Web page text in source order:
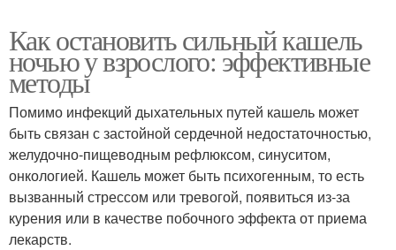
Как остановить сильный кашель
ночью у взрослого: эффективные
методы
Помимо инфекций дыхательных путей кашель может
быть связан с застойной сердечной недостаточностью,
желудочно-пищеводным рефлюксом, синуситом,
онкологией. Кашель может быть психогенным, то есть
вызванный стрессом или тревогой, появиться из-за
курения или в качестве побочного эффекта от приема
лекарств.